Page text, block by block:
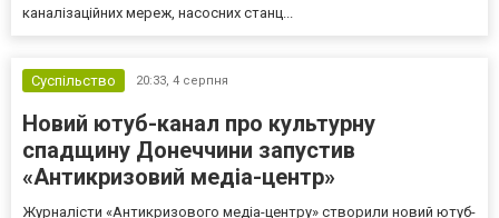
каналізаційних мереж, насосних станц...
Суспільство 20:33, 4 серпня
Новий ютуб-канал про культурну
спадщину Донеччини запустив
«Антикризовий медіа-центр»
Журналісти «Антикризового медіа-центру» створили новий ютуб-